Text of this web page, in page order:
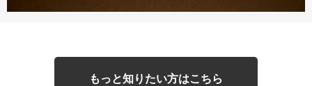
もっと知りたい方はこちら